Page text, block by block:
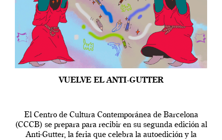
VUELVE EL ANTI-GUTTER
El Centro de Cultura Contemporánea de Barcelona
(CCCB) se prepara para recibir en su segunda edición al
Anti-Gutter, la feria que celebra la autoedición y la